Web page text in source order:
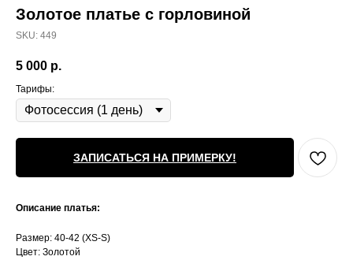
Золотое платье с горловиной
SKU: 449
5 000 р.
Тарифы:
ЗАПИСАТЬСЯ НА ПРИМЕРКУ!
Описание платья:
Размер: 40-42 (XS-S)
Цвет: Золотой